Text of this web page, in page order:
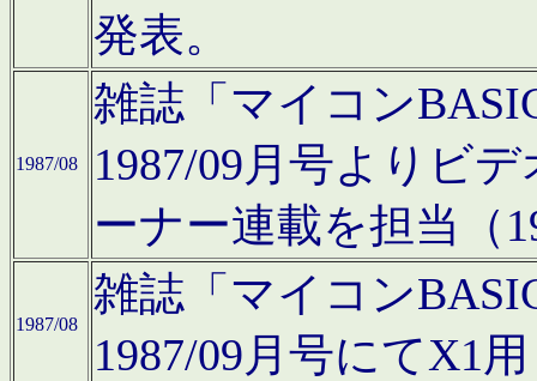
発表。
1987/08
雑誌「マイコン
1987/09月号よりビ
ーナー連載を担当（
1987/08
雑誌「マイコン
1987/09月号にてX1